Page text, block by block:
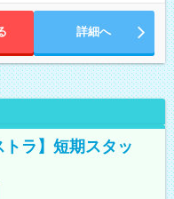
詳細へ
ラ】短期スタッ